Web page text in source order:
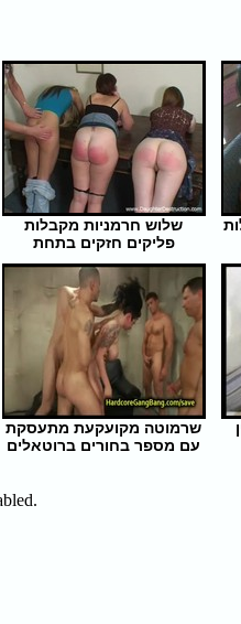
שלוש חרמניות מקבלות
פליקים חזקים בתחת
שרמוטה מקועקעת מתעסקת
עם מספר בחורים ברוטאלים